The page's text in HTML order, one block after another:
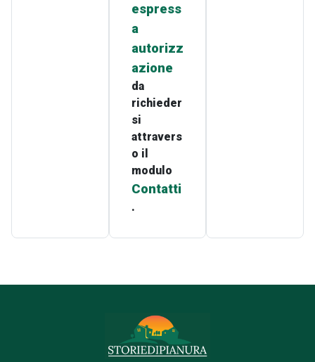
espress
a
autorizz
azione
da
richieder
si
attravers
o il
modulo
Contatti
.